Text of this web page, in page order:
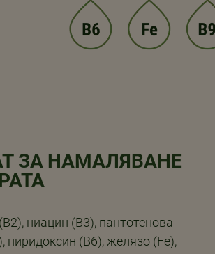
ЗА НАМАЛЯВАНЕ
ниацин (B3), пантотенова
пиридоксин (B6), желязо (Fe),